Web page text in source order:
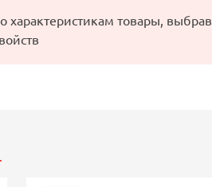
характеристикам товары, выбрав